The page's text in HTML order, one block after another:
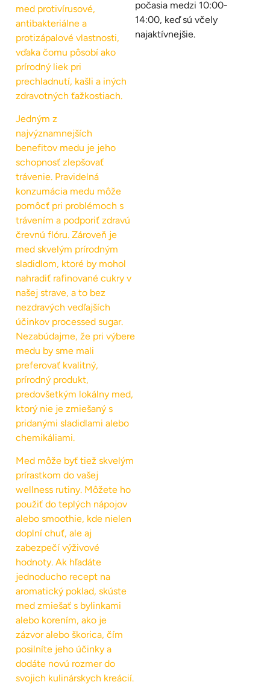
med protivírusové,
antibakteriálne a
protizápalové vlastnosti,
vďaka čomu pôsobí ako
prírodný liek pri
prechladnutí, kašli a iných
zdravotných ťažkostiach.
Jedným z
najvýznamnejších
benefitov medu je jeho
schopnosť zlepšovať
trávenie. Pravidelná
konzumácia medu môže
pomôcť pri problémoch s
trávením a podporiť zdravú
črevnú flóru. Zároveň je
med skvelým prírodným
sladidlom, ktoré by mohol
nahradiť rafinované cukry v
našej strave, a to bez
nezdravých vedľajších
účinkov processed sugar.
Nezabúdajme, že pri výbere
medu by sme mali
preferovať kvalitný,
prírodný produkt,
predovšetkým lokálny med,
ktorý nie je zmiešaný s
pridanými sladidlami alebo
chemikáliami.
Med môže byť tiež skvelým
prírastkom do vašej
wellness rutiny. Môžete ho
použiť do teplých nápojov
alebo smoothie, kde nielen
doplní chuť, ale aj
zabezpečí výživové
hodnoty. Ak hľadáte
jednoducho recept na
aromatický poklad, skúste
med zmiešať s bylinkami
alebo korením, ako je
zázvor alebo škorica, čím
posilníte jeho účinky a
dodáte novú rozmer do
svojich kulinárskych kreácií.
počasia medzi 10:00-
14:00, keď sú včely
najaktívnejšie.